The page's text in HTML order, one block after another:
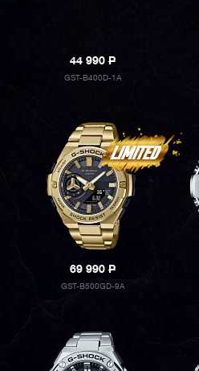
44 990P
GST-B400D-1A
69 990P
GST-B500GD-9A